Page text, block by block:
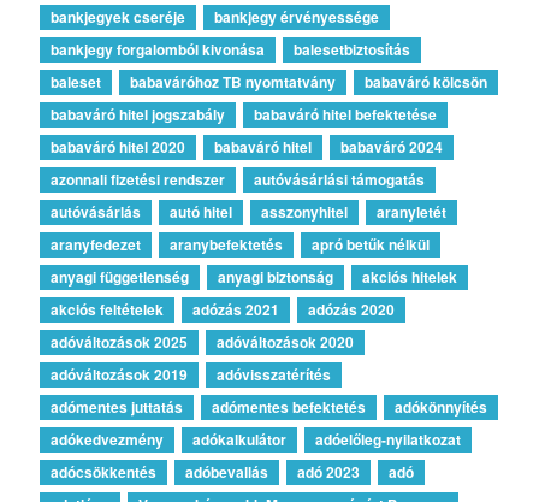
bankjegyek cseréje
bankjegy érvényessége
bankjegy forgalomból kivonása
balesetbiztosítás
baleset
babaváróhoz TB nyomtatvány
babaváró kölcsön
babaváró hitel jogszabály
babaváró hitel befektetése
babaváró hitel 2020
babaváró hitel
babaváró 2024
azonnali fizetési rendszer
autóvásárlási támogatás
autóvásárlás
autó hitel asszonyhitel
aranyletét
aranyfedezet
aranybefektetés
apró betűk nélkül
anyagi függetlenség
anyagi biztonság
akciós hitelek
akciós feltételek
adózás 2021
adózás 2020
adóváltozások 2025
adóváltozások 2020
adóváltozások 2019
adóvisszatérítés
adómentes juttatás
adómentes befektetés
adókönnyítés
adókedvezmény
adókalkulátor
adóelőleg-nyilatkozat
adócsökkentés
adóbevallás adó 2023
adó